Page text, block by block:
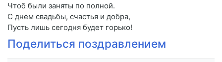
Чтоб были заняты по полной.
С днем свадьбы, счастья и добра,
Пусть лишь сегодня будет горько!
Поделиться поздравлением